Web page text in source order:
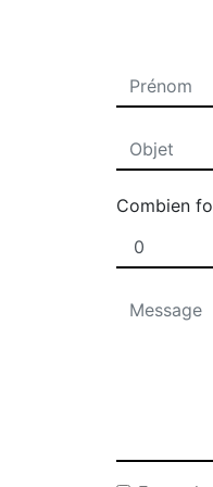
Combien